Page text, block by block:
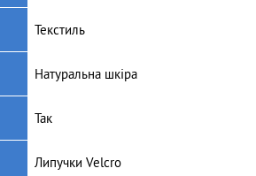
Текстиль
Натуральна шкіра
Так
Липучки Velcro